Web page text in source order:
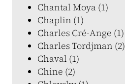
Chantal Moya (1)
Chaplin (1)
Charles Cré-Ange (1)
Charles Tordjman (2)
Chaval (1)
Chine (2)